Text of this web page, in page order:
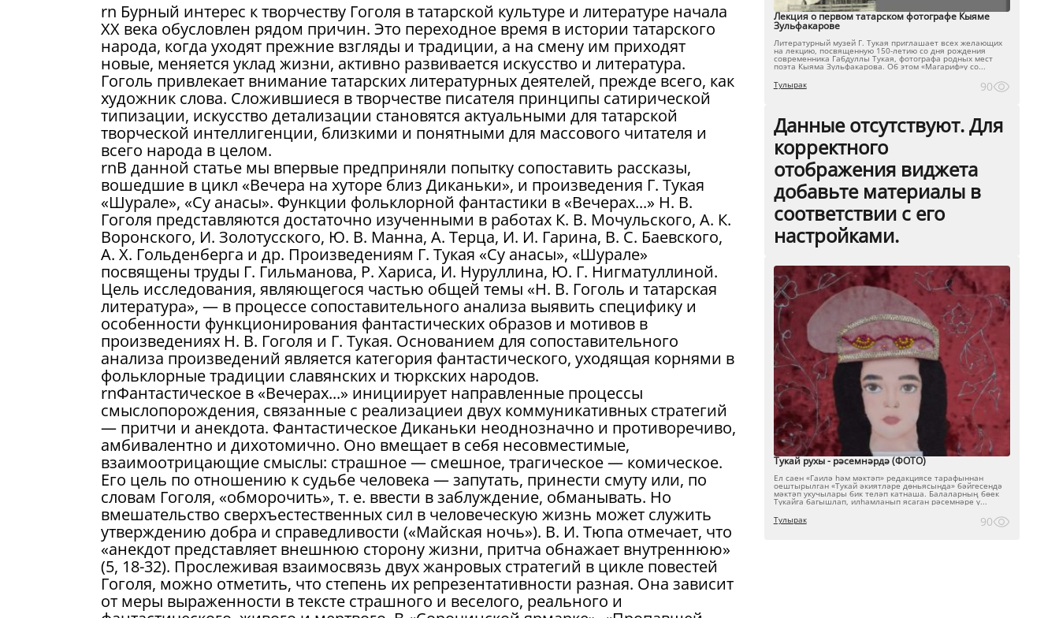
rn Бурный интерес к творчеству Гоголя в татарской культуре и литературе начала
XX века обусловлен рядом причин. Это переходное время в истории татарского
народа, когда уходят прежние взгляды и традиции, а на смену им приходят
новые, меняется уклад жизни, активно развивается искусство и литература.
Гоголь привлекает внимание татарских литературных деятелей, прежде всего, как
художник слова. Сложившиеся в творчестве писателя принципы сатирической
типизации, искусство детализации становятся актуальными для татарской
творческой интеллигенции, близкими и понятными для массового читателя и
всего народа в целом.
rnВ данной статье мы впервые предприняли попытку сопоставить рассказы,
вошедшие в цикл «Вечера на хуторе близ Диканьки», и произведения Г. Тукая
«Шурале», «Су анасы». Функции фольклорной фантастики в «Вечерах...» Н. В.
Гоголя представляются достаточно изученными в работах К. В. Мочульского, А. К.
Воронского, И. Золотусского, Ю. В. Манна, А. Терца, И. И. Гарина, В. С. Баевского,
А. X. Гольденберга и др. Произведениям Г. Тукая «Су анасы», «Шурале»
посвящены труды Г. Гильманова, Р. Хариса, И. Нуруллина, Ю. Г. Нигматуллиной.
Цель исследования, являющегося частью общей темы «Н. В. Гоголь и татарская
литература», — в процессе сопоставительного анализа выявить специфику и
особенности функционирования фантастических образов и мотивов в
произведениях Н. В. Гоголя и Г. Тукая. Основанием для сопоставительного
анализа произведений является категория фантастического, уходящая корнями в
фольклорные традиции славянских и тюркских народов.
rnФантастическое в «Вечерах...» инициирует направленные процессы
смыслопорождения, связанные с реализациеи двух коммуникативных стратегий
— притчи и анекдота. Фантастическое Диканьки неоднозначно и противоречиво,
амбивалентно и дихотомично. Оно вмещает в себя несовместимые,
взаимоотрицающие смыслы: страшное — смешное, трагическое — комическое.
Его цель по отношению к судьбе человека — запутать, принести смуту или, по
словам Гоголя, «обморочить», т. е. ввести в заблуждение, обманывать. Но
вмешательство сверхъестественных сил в человеческую жизнь может служить
утверждению добра и справедливости («Майская ночь»). В. И. Тюпа отмечает, что
«анекдот представляет внешнюю сторону жизни, притча обнажает внутреннюю»
(5, 18-32). Прослеживая взаимосвязь двух жанровых стратегий в цикле повестей
Гоголя, можно отметить, что степень их репрезентативности разная. Она зависит
от меры выраженности в тексте страшного и веселого, реального и
Лекция о первом татарском фотографе Кыяме
Зульфакарове
Литературный музей Г. Тукая приглашает всех желающих
на лекцию, посвященную 150-летию со дня рождения
современника Габдуллы Тукая, фотографа родных мест
поэта Кыяма Зульфакарова. Об этом «Магариф»у со...
Тулырак
90
Данные отсутствуют. Для
корректного
отображения виджета
добавьте материалы в
соответствии с его
настройками.
Тукай рухы - рәсемнәрдә (ФОТО)
Ел саен «Гаилә һәм мәктәп» редакциясе тарафыннан
оештырылган «Тукай әкиятләре дөньясында» бәйгесендә
мәктәп укучылары бик теләп катнаша. Балаларның бөек
Тукайга багышлап, илһамланып ясаган рәсемнәре ү...
Тулырак
90